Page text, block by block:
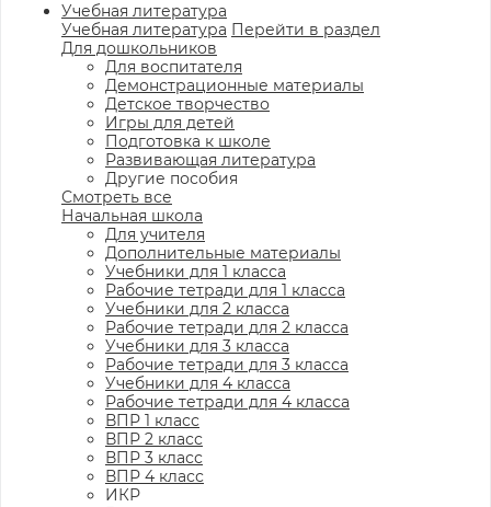
Учебная литература
Учебная литература Перейти в раздел
Для дошкольников
Для воспитателя
Демонстрационные материалы
Детское творчество
Игры для детей
Подготовка к школе
Развивающая литература
Другие пособия
Смотреть все
Начальная школа
Для учителя
Дополнительные материалы
Учебники для 1 класса
Рабочие тетради для 1 класса
Учебники для 2 класса
Рабочие тетради для 2 класса
Учебники для 3 класса
Рабочие тетради для 3 класса
Учебники для 4 класса
Рабочие тетради для 4 класса
ВПР 1 класс
ВПР 2 класс
ВПР 3 класс
ВПР 4 класс
ИКР